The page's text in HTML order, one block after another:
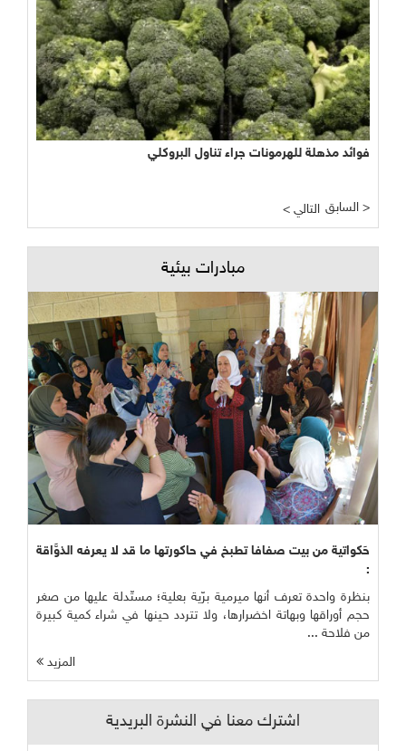
فوائد مذهلة للهرمونات جراء تناول البروكلي
< التالي السابق >
مبادرات بيئية
حَكواتية من بيت صفافا تطبخ في حاكورتها ما قد لا يعرفه الذوَّاقة
:
بنظرة واحدة تعرف أنها ميرمية برّية بعلية؛ مستّدلة عليها من صغر
حجم أوراقها وبهاتة اخضرارها، ولا تتردد حينها في شراء كمية كبيرة
من فلاحة ...
المزيد
اشترك معنا في النشرة البريدية